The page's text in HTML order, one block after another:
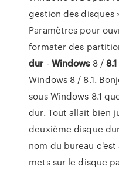
gestion des disques
Paramètres pour
formater des
dur -Windows8 /8.1
Windows 8 / 8.1.
sous Windows 8.1
dur. Tout allait bien
deuxième disque
nom du bureau
mets sur le disque